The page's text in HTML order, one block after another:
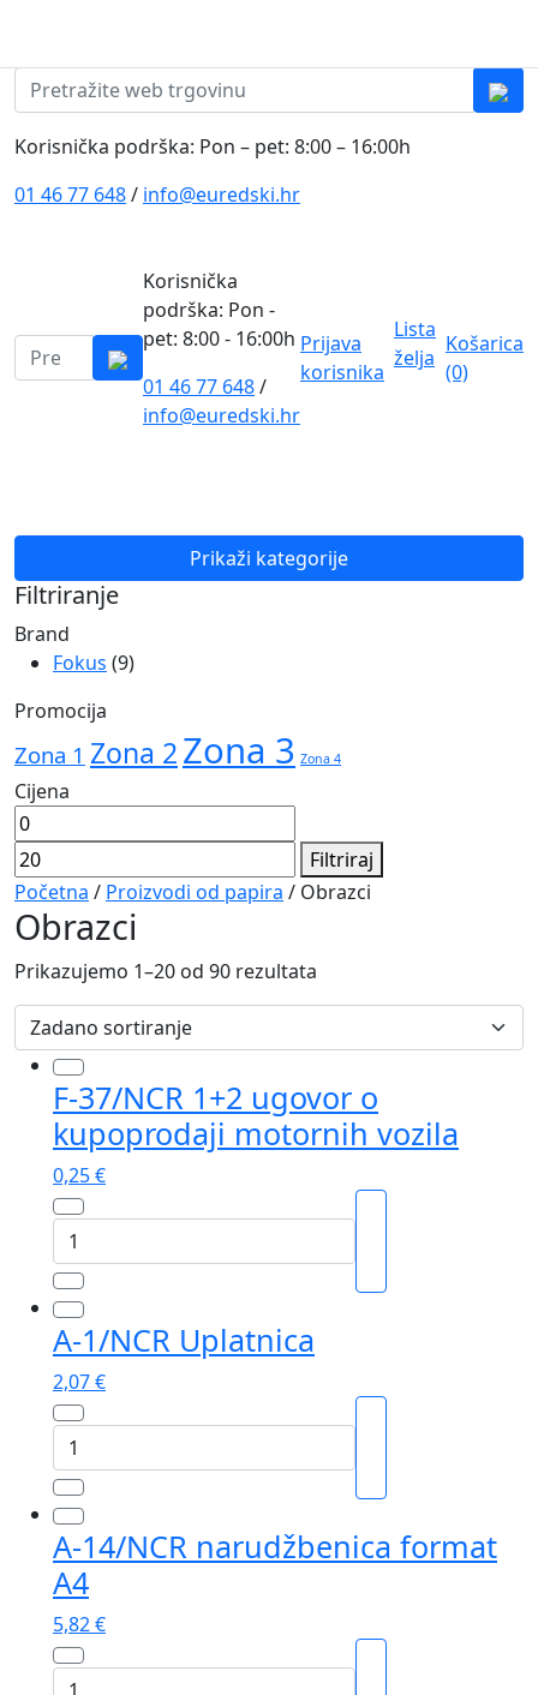
Pretraži:
Korisnička podrška: Pon – pet: 8:00 – 16:00h
01 46 77 648/ info@euredski.hr
Pretraži:
Korisnička
podrška: Pon -
pet: 8:00 - 16:00h
01 46 77 648/
info@euredski.hr
Prijava
korisnika
Lista
želja
Košarica
(0)
Prikaži kategorije
Filtriranje
Brand
Fokus (9)
Promocija
Zona 1 Zona 2Zona 3 Zona 4
Cijena
Min
cijena
cijena
Filtriraj
Početna / Proizvodi od papira / Obrazci
Obrazci
Prikazujemo 1–20 od 90 rezultata
F-37/NCR 1+2 ugovor o
kupoprodaji motornih vozila
0,25€
37/NCR
1+2
ugovor
o
kupoprodaji
motornih
vozila
količina
A-1/NCR Uplatnica
2,07€
1/NCR
Uplatnica
količina
A-14/NCR narudžbenica format
A4
5,82€